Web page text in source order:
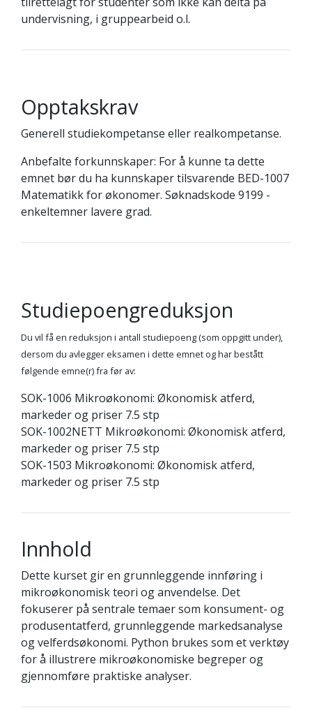
undervisning, i gruppearbeid o.l.
Opptakskrav
Generell studiekompetanse eller realkompetanse.
Anbefalte forkunnskaper: For å kunne ta dette
emnet bør du ha kunnskaper tilsvarende BED-1007
Matematikk for økonomer. Søknadskode 9199 -
enkeltemner lavere grad.
Studiepoengreduksjon
Du vil få en reduksjon i antall studiepoeng (som oppgitt under),
dersom du avlegger eksamen i dette emnet og har bestått
følgende emne(r) fra før av:
SOK-1006 Mikroøkonomi: Økonomisk atferd,
markeder og priser 7.5 stp
SOK-1002NETT Mikroøkonomi: Økonomisk atferd,
markeder og priser 7.5 stp
SOK-1503 Mikroøkonomi: Økonomisk atferd,
markeder og priser 7.5 stp
Innhold
Dette kurset gir en grunnleggende innføring i
mikroøkonomisk teori og anvendelse. Det
fokuserer på sentrale temaer som konsument- og
produsentatferd, grunnleggende markedsanalyse
og velferdsøkonomi. Python brukes som et verktøy
for å illustrere mikroøkonomiske begreper og
gjennomføre praktiske analyser.